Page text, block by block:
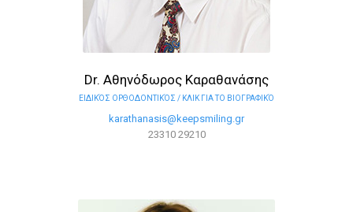
Dr. Αθηνόδωρος Καραθανάσης
ΕΙΔΙΚΌΣ ΟΡΘΟΔΟΝΤΙΚΌΣ / ΚΛΙΚ ΓΙΑ ΤΟ ΒΙΟΓΡΑΦΙΚΌ
karathanasis@keepsmiling.gr
23310 29210